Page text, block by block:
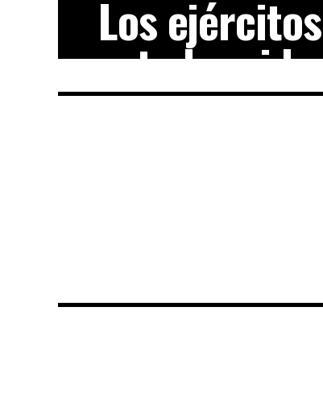
Los ejércitos
británicos
ataque
represalia
hutíes
Irán en
Los ejércitos estadounidense y
una docena de sitios utilizados